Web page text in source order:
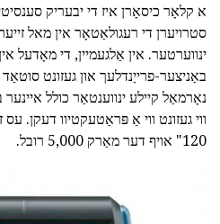
א קלאָר כיסאָרן איז די יבעריק
סטרויערן די רעגולאַטאָר אין מאל
ינווערטער. אין אַלגעמיין, די מאָדעל
באַניצער-פרייַנדלעך און געזונט סוטאַד
ווי געזונט ווי אַ פּראַטעקטיוו דעקן.
120" אויף דער מאַרק 5,000 רובל.